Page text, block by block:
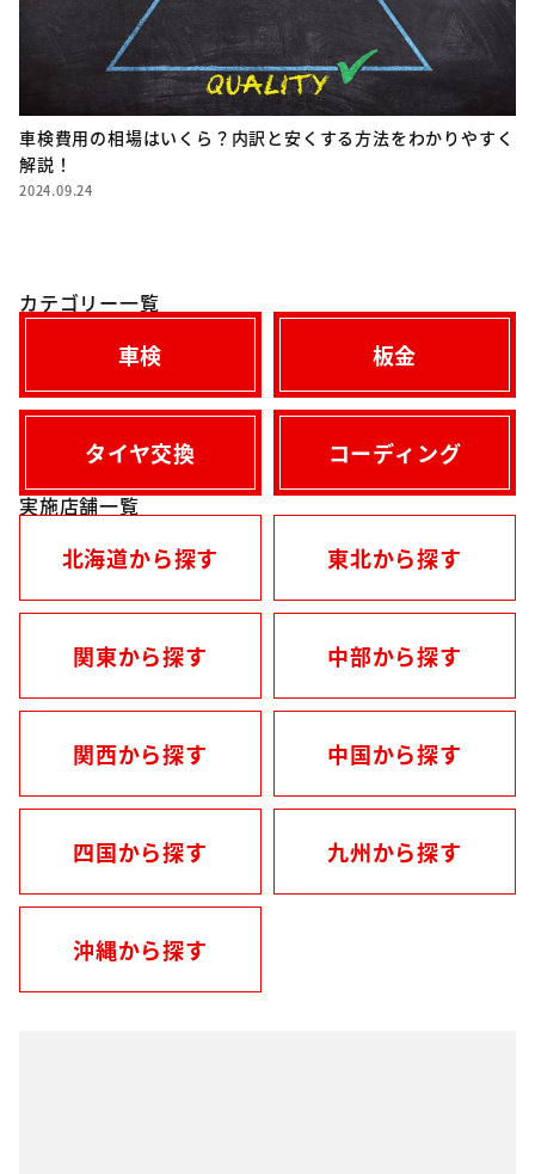
車検費用の相場はいくら？内訳と安くする方法をわかりやすく
解説！
2024.09.24
カテゴリー一覧
車検 板金
タイヤ交換 コーディング
実施店舗一覧
北海道から探す 東北から探す
関東から探す 中部から探す
関西から探す 中国から探す
四国から探す 九州から探す
沖縄から探す